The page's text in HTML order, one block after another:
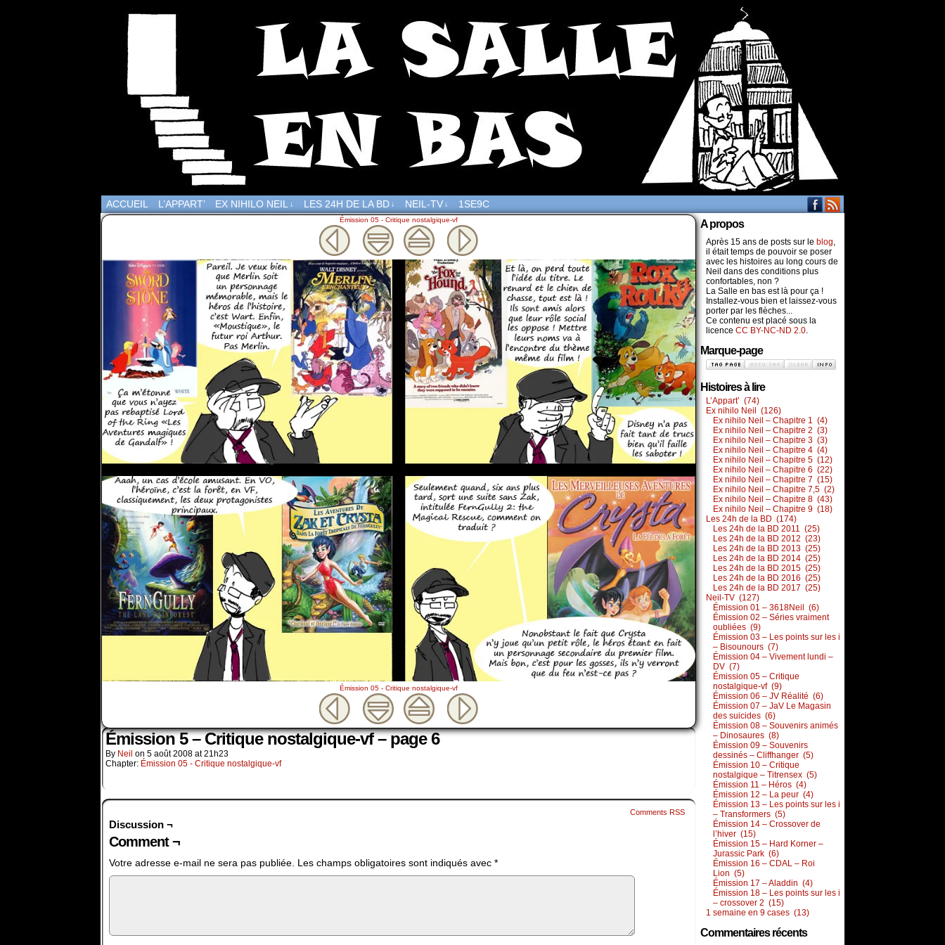
ACCUEIL L’APPART’ EX NIHILO NEIL ↓ LES 24H DE LA BD ↓ NEIL-TV ↓ 1SE9C
Émission 05 - Critique nostalgique-vf
Émission 05 - Critique nostalgique-vf
Émission 5 – Critique nostalgique-vf – page 6
By Neil on 5 août 2008 at21h23
Chapter: Émission 05 - Critique nostalgique-vf
Comments RSS
Discussion ¬
Comment ¬
Votre adresse e-mail ne sera pas publiée. Les champs obligatoires sont indiqués avec *
A propos
Après 15 ans de posts sur le blog,
il était temps de pouvoir se poser
avec les histoires au long cours de
Neil dans des conditions plus
confortables, non ?
La Salle en bas est là pour ça !
Installez-vous bien et laissez-vous
porter par les flèches...
Ce contenu est placé sous la
licence CC BY-NC-ND 2.0.
Marque-page
Histoires à lire
L’Appart’ (74)
Ex nihilo Neil (126)
Ex nihilo Neil – Chapitre 1 (4)
Ex nihilo Neil – Chapitre 2 (3)
Ex nihilo Neil – Chapitre 3 (3)
Ex nihilo Neil – Chapitre 4 (4)
Ex nihilo Neil – Chapitre 5 (12)
Ex nihilo Neil – Chapitre 6 (22)
Ex nihilo Neil – Chapitre 7 (15)
Ex nihilo Neil – Chapitre 7,5 (2)
Ex nihilo Neil – Chapitre 8 (43)
Ex nihilo Neil – Chapitre 9 (18)
Les 24h de la BD (174)
Les 24h de la BD 2011 (25)
Les 24h de la BD 2012 (23)
Les 24h de la BD 2013 (25)
Les 24h de la BD 2014 (25)
Les 24h de la BD 2015 (25)
Les 24h de la BD 2016 (25)
Les 24h de la BD 2017 (25)
Neil-TV (127)
Émission 01 – 3618Neil (6)
Émission 02 – Séries vraiment
oubliées (9)
Émission 03 – Les points sur les i
– Bisounours (7)
Émission 04 – Vivement lundi –
DV (7)
Émission 05 – Critique
nostalgique-vf (9)
Émission 06 – JV Réalité (6)
Émission 07 – JaV Le Magasin
des suicides (6)
Émission 08 – Souvenirs animés
– Dinosaures (8)
Émission 09 – Souvenirs
dessinés – Cliffhanger (5)
Émission 10 – Critique
nostalgique – Titrensex (5)
Émission 11 – Héros (4)
Émission 12 – La peur (4)
Émission 13 – Les points sur les i
– Transformers (5)
Émission 14 – Crossover de
l’hiver (15)
Émission 15 – Hard Korner –
Jurassic Park (6)
Émission 16 – CDAL – Roi
Lion (5)
Émission 17 – Aladdin (4)
Émission 18 – Les points sur les i
– crossover 2 (15)
1 semaine en 9 cases (13)
Commentaires récents